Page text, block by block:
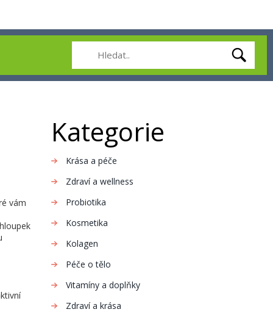
vám
Kategorie
Krása a péče
Zdraví a wellness
Probiotika
Kosmetika
Kolagen
Péče o tělo
Vitamíny a doplňky
Zdraví a krása